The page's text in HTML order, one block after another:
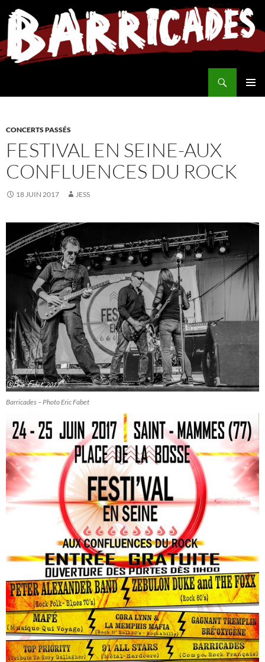
Aller
au
contenu
CONCERTS PASSÉS
FESTIVAL EN SEINE-AUX
CONFLUENCES DU ROCK
18 JUIN 2017 JESS
Barricades – Photo Eric Fabet